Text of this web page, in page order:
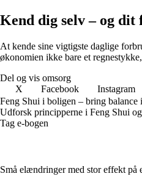
Kend dig selv – og dit
At kende sine vigtigste daglige
økonomien ikke bare et
Del og vis omsorg
X
Facebook Instagram
Feng Shui i boligen – bring balance
Udforsk principperne i Feng Shui
Tag e-bogen
Små elændringer med stor effekt på